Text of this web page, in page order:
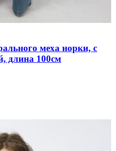
меха норки, с
длина 100см